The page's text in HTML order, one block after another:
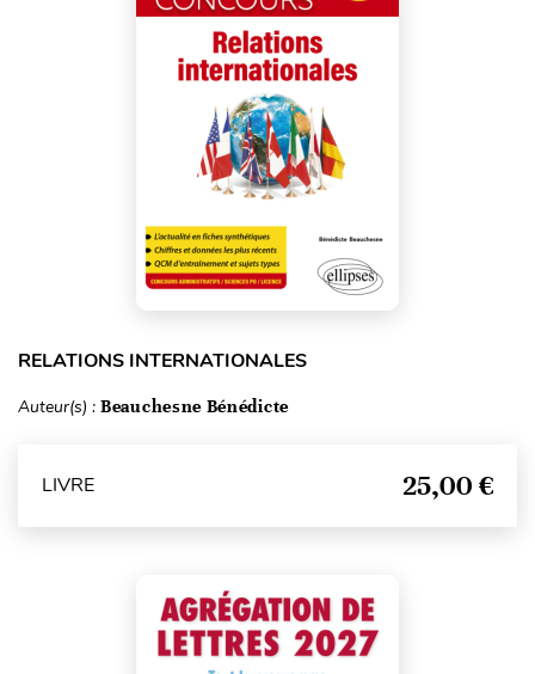
RELATIONS INTERNATIONALES
Auteur(s) : Beauchesne Bénédicte
LIVRE 25,00 €